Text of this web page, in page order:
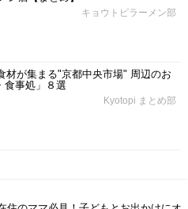
キョウトピラーメン部
材が集まる"京都中央市場" 周辺のお
食事処」８選
Kyotopi まとめ部